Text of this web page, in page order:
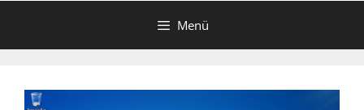
Menü